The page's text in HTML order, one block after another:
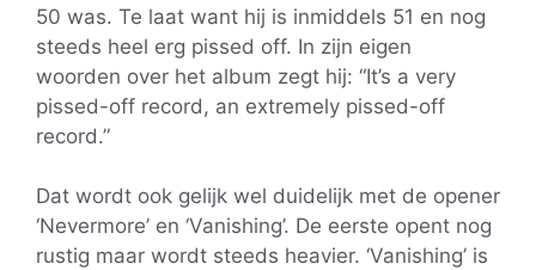
50 was. Te laat want hij is inmiddels 51 en nog
steeds heel erg pissed off. In zijn eigen
woorden over het album zegt hij: “It’s a very
pissed-off record, an extremely pissed-off
record.”
Dat wordt ook gelijk wel duidelijk met de opener
‘Nevermore’ en ‘Vanishing’. De eerste opent nog
rustig maar wordt steeds heavier. ‘Vanishing’ is